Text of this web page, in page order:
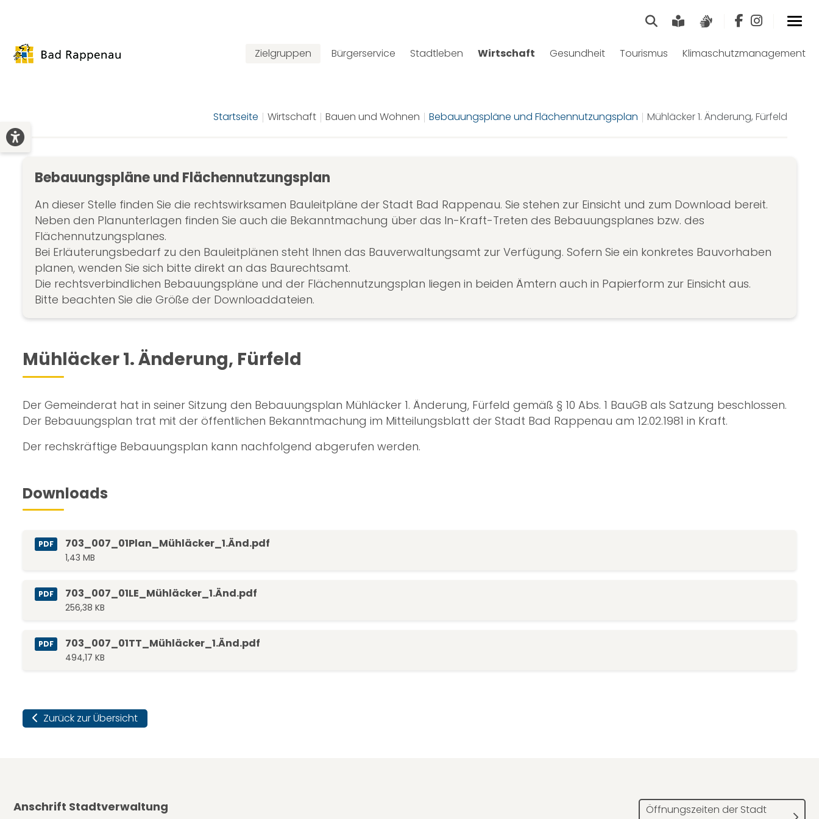
SucheLeichte Sprache
Zielgruppen Bürgerservice Stadtleben Wirtschaft Gesundheit Tourismus Klimaschutzmanagement
Startseite Wirtschaft Bauen und Wohnen Bebauungspläne und Flächennutzungsplan Mühläcker 1. Änderung, Fürfeld
Bebauungspläne und Flächennutzungsplan
An dieser Stelle finden Sie die rechtswirksamen Bauleitpläne der Stadt Bad Rappenau. Sie stehen zur Einsicht und zum Download bereit.
Neben den Planunterlagen finden Sie auch die Bekanntmachung über das In-Kraft-Treten des Bebauungsplanes bzw. des
Flächennutzungsplanes.
Bei Erläuterungsbedarf zu den Bauleitplänen steht Ihnen das Bauverwaltungsamt zur Verfügung. Sofern Sie ein konkretes Bauvorhaben
planen, wenden Sie sich bitte direkt an das Baurechtsamt.
Die rechtsverbindlichen Bebauungspläne und der Flächennutzungsplan liegen in beiden Ämtern auch in Papierform zur Einsicht aus.
Bitte beachten Sie die Größe der Downloaddateien.
Mühläcker 1. Änderung, Fürfeld
Der Gemeinderat hat in seiner Sitzung den Bebauungsplan Mühläcker 1. Änderung, Fürfeld gemäß § 10 Abs. 1 BauGB als Satzung beschlossen.
Der Bebauungsplan trat mit der öffentlichen Bekanntmachung im Mitteilungsblatt der Stadt Bad Rappenau am 12.02.1981 in Kraft.
Der rechskräftige Bebauungsplan kann nachfolgend abgerufen werden.
Downloads
PDF 703_007_01Plan_Mühläcker_1.Änd.pdf
1,43 MB
PDF 703_007_01LE_Mühläcker_1.Änd.pdf
256,38 KB
PDF 703_007_01TT_Mühläcker_1.Änd.pdf
494,17 KB
Zurück zur Übersicht
Anschrift Stadtverwaltung
Öffnungszeiten der Stadt